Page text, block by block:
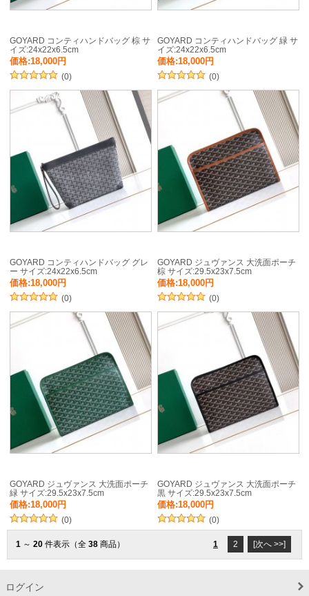
GOYARD コンティハンドバッグ 棕 サ
イズ:24x22x6.5cm
価格:18,000円
(0)
GOYARD コンティハンドバッグ 緑 サ
イズ:24x22x6.5cm
価格:18,000円
(0)
GOYARD コンティハンドバッグ グレ
ー サイズ:24x22x6.5cm
価格:18,000円
(0)
GOYARD ジュヴァンス 大洗面ポーチ
棕 サイズ:29.5x23x7.5cm
価格:18,000円
(0)
GOYARD ジュヴァンス 大洗面ポーチ
緑 サイズ:29.5x23x7.5cm
価格:18,000円
(0)
GOYARD ジュヴァンス 大洗面ポーチ
黒 サイズ:29.5x23x7.5cm
価格:18,000円
(0)
1 ～ 20 件表示（全 38 商品） 1 2 [次へ >>]
ログイン